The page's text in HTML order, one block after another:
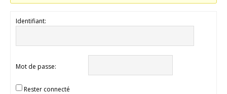
Identifiant:
Mot de passe:
Rester connecté